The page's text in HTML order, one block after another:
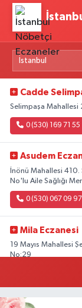
Cadde
Selimpaşa
0 (530) 169 71 55
Asudem
İnönü Mahallesi 410.
No'lu Aile Sağlığı
0 (530) 067 09 97
Mila Eczanesi
19 Mayıs Mahallesi
No:29
Kasımpaşa